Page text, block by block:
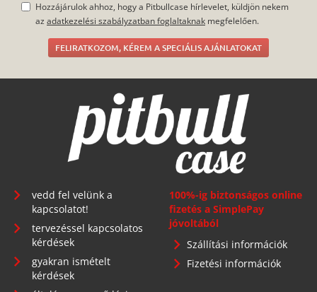
Hozzájárulok ahhoz, hogy a Pitbullcase hírlevelet, küldjön nekem
az adatkezelési szabályzatban foglaltaknak megfelelően.
FELIRATKOZOM, KÉREM A SPECIÁLIS AJÁNLATOKAT
vedd fel velünk a
kapcsolatot!
tervezéssel kapcsolatos
kérdések
gyakran ismételt
kérdések
100%-ig biztonságos online
fizetés a SimplePay
jóvoltából
Szállítási információk
Fizetési információk